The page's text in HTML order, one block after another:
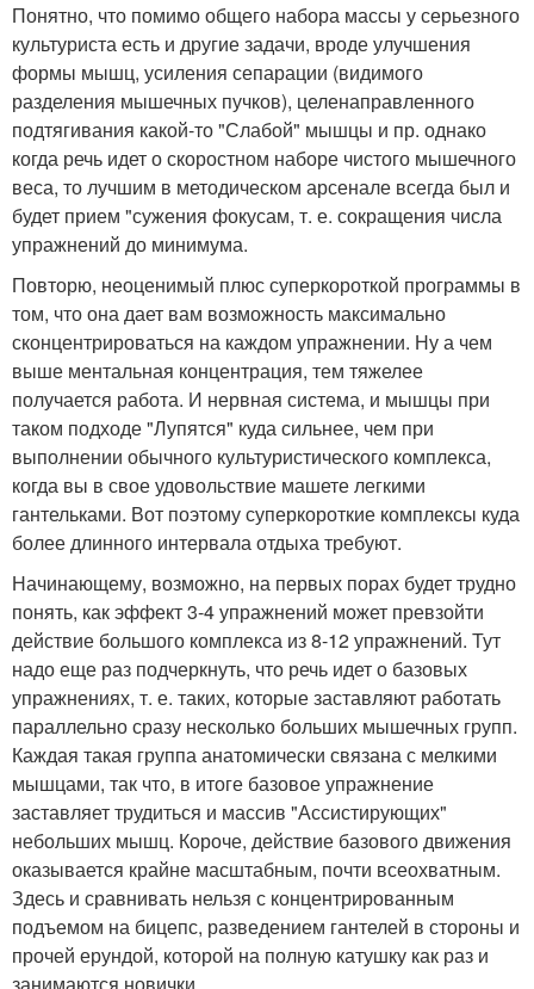
Понятно, что помимо общего набора массы у серьезного
культуриста есть и другие задачи, вроде улучшения
формы мышц, усиления сепарации (видимого
разделения мышечных пучков), целенаправленного
подтягивания какой-то "Слабой" мышцы и пр. однако
когда речь идет о скоростном наборе чистого мышечного
веса, то лучшим в методическом арсенале всегда был и
будет прием "сужения фокусам, т. е. сокращения числа
упражнений до минимума.
Повторю, неоценимый плюс суперкороткой программы в
том, что она дает вам возможность максимально
сконцентрироваться на каждом упражнении. Ну а чем
выше ментальная концентрация, тем тяжелее
получается работа. И нервная система, и мышцы при
таком подходе "Лупятся" куда сильнее, чем при
выполнении обычного культуристического комплекса,
когда вы в свое удовольствие машете легкими
гантельками. Вот поэтому суперкороткие комплексы куда
более длинного интервала отдыха требуют.
Начинающему, возможно, на первых порах будет трудно
понять, как эффект 3-4 упражнений может превзойти
действие большого комплекса из 8-12 упражнений. Тут
надо еще раз подчеркнуть, что речь идет о базовых
упражнениях, т. е. таких, которые заставляют работать
параллельно сразу несколько больших мышечных групп.
Каждая такая группа анатомически связана с мелкими
мышцами, так что, в итоге базовое упражнение
заставляет трудиться и массив "Ассистирующих"
небольших мышц. Короче, действие базового движения
оказывается крайне масштабным, почти всеохватным.
Здесь и сравнивать нельзя с концентрированным
подъемом на бицепс, разведением гантелей в стороны и
прочей ерундой, которой на полную катушку как раз и